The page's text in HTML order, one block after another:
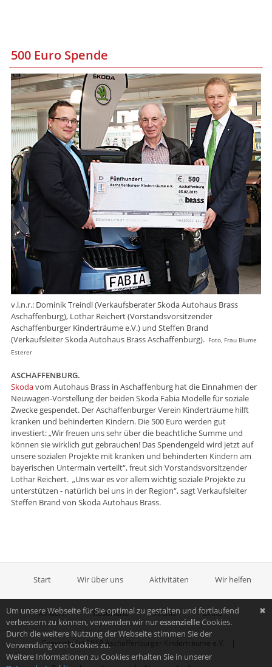
500 Euro Spende
v.l.n.r.: Dominik Treindl (Verkaufsberater Skoda Autohaus Brass
Aschaffenburg), Lothar Reichert (Vorstandsvorsitzender
Aschaffenburger Kinderträume e.V.) und Steffen Brand
(Verkaufsleiter Skoda Autohaus Brass Aschaffenburg). Foto, Frau Blume
Esterer
ASCHAFFENBURG.
Skodavom Autohaus Brass in Aschaffenburg hat die Einnahmen der
Neuwagen-Vorstellung der beiden Skoda Fabia Modelle für soziale
Zwecke gespendet. Der Aschaffenburger Verein Kinderträume hilft
kranken und behinderten Kindern. Die 500 Euro werden gut
investiert: „Wir freuen uns sehr über die beachtliche Summe und
können sie wirklich gut gebrauchen! Das Spendengeld wird jetzt auf
unsere sozialen Projekte mit kranken und behinderten Kindern am
bayerischen Untermain verteilt“, freut sich Vorstandsvorsitzender
Lothar Reichert. „Uns war es vor allem wichtig soziale Projekte zu
unterstützen - natürlich bei uns in der Region“, sagt Verkaufsleiter
Steffen Brand von Skoda Autohaus Brass.
Start Wir über uns Aktivitäten Wir helfen
Kindern Resonanz Archiv Links
Copyright (c) 2018 Aschaffenburger Kinderträume e.V.
Um unsere Webseite für Sie optimal zu gestalten und fortlaufend
verbessern zu können, verwenden wir nuressenzielleCookies.
Durch die weitere Nutzung der Webseite stimmen Sie der
Verwendung von Cookies zu.
Weitere Informationen zu Cookies erhalten Sie in unserer
✖